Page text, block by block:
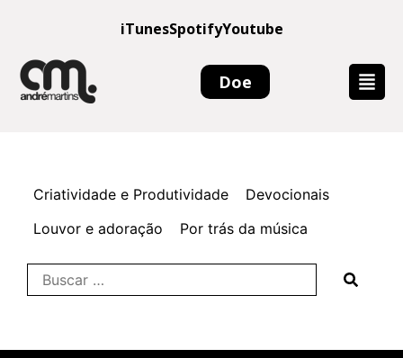
iTunesSpotifyYoutube
Doe
Criatividade e Produtividade
Devocionais
Louvor e adoração
Por trás da música